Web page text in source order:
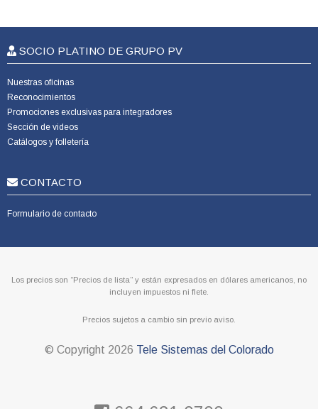
SOCIO PLATINO DE GRUPO PV
Nuestras oficinas
Reconocimientos
Promociones exclusivas para integradores
Sección de videos
Catálogos y folletería
CONTACTO
Formulario de contacto
Los precios son “Precios de lista” y están expresados en dólares americanos, no
incluyen impuestos ni flete.
Precios sujetos a cambio sin previo aviso.
© Copyright 2026 Tele Sistemas del Colorado